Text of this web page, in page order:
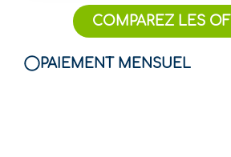
PAIEMENT MENSUEL
COMPAREZ LES